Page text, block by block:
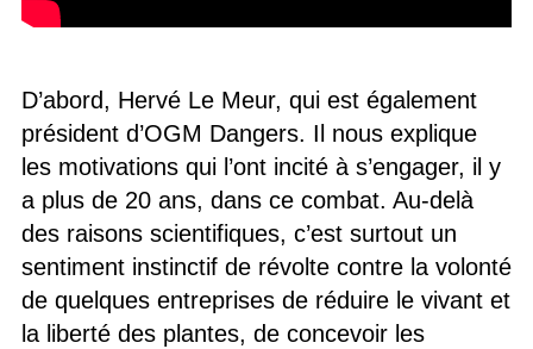
D’abord, Hervé Le Meur, qui est également
président d’OGM Dangers. Il nous explique
les motivations qui l’ont incité à s’engager, il y
a plus de 20 ans, dans ce combat. Au-delà
des raisons scientifiques, c’est surtout un
sentiment instinctif de révolte contre la volonté
de quelques entreprises de réduire le vivant et
la liberté des plantes, de concevoir les